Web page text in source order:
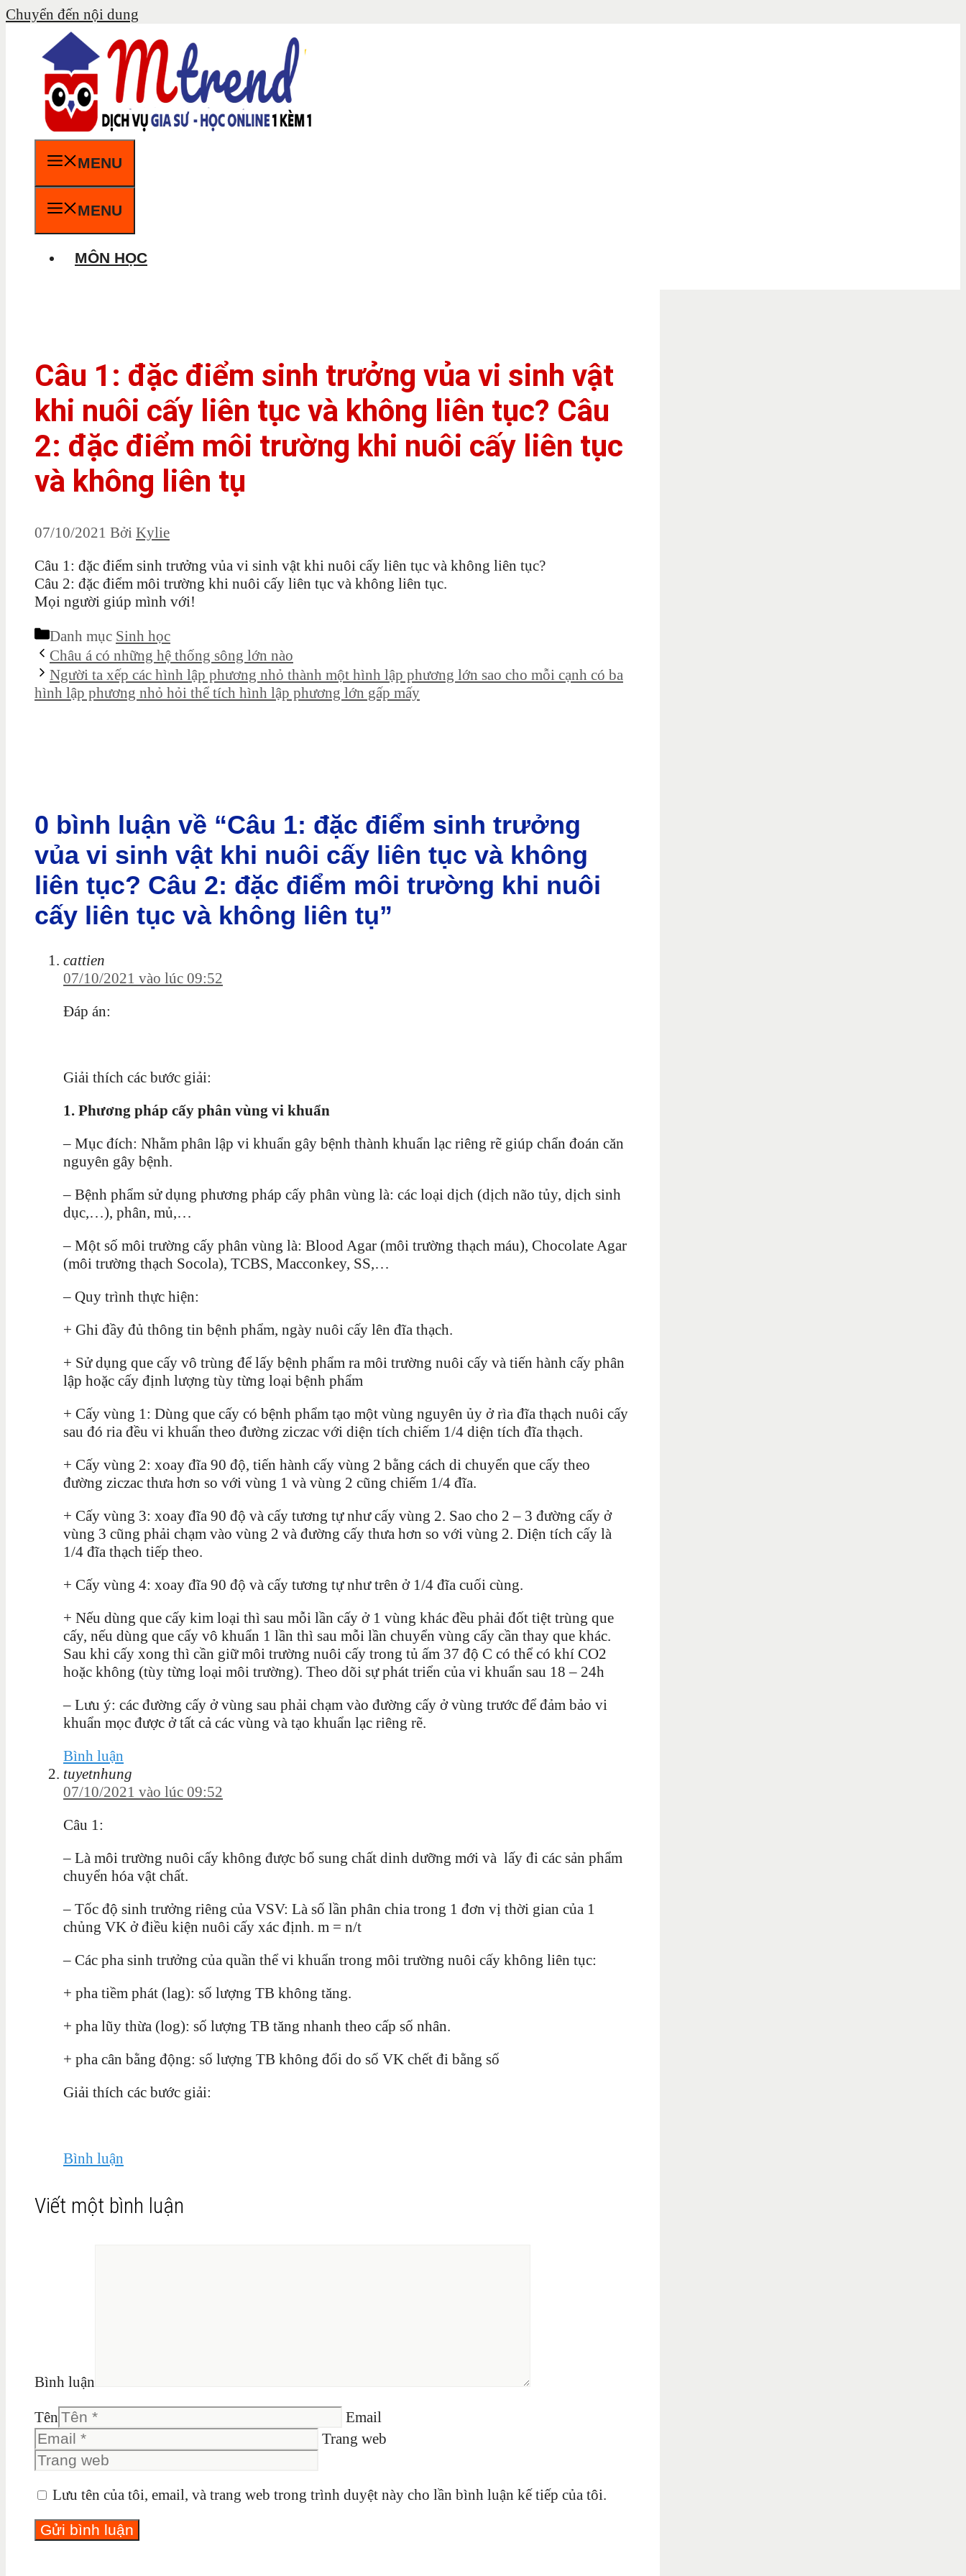
Chuyển đến nội dung
MENU
MENU
MÔN HỌC
Câu 1: đặc điểm sinh trưởng vủa vi sinh vật
khi nuôi cấy liên tục và không liên tục? Câu
2: đặc điểm môi trường khi nuôi cấy liên tục
và không liên tụ
07/10/2021 Bởi Kylie
Câu 1: đặc điểm sinh trưởng vủa vi sinh vật khi nuôi cấy liên tục và không liên tục?
Câu 2: đặc điểm môi trường khi nuôi cấy liên tục và không liên tục.
Mọi người giúp mình với!
Danh mục Sinh học
Châu á có những hệ thống sông lớn nào
Người ta xếp các hình lập phương nhỏ thành một hình lập phương lớn sao cho mỗi cạnh có ba
hình lập phương nhỏ hỏi thể tích hình lập phương lớn gấp mấy
0 bình luận về “Câu 1: đặc điểm sinh trưởng
vủa vi sinh vật khi nuôi cấy liên tục và không
liên tục? Câu 2: đặc điểm môi trường khi nuôi
cấy liên tục và không liên tụ”
cattien
07/10/2021 vào lúc 09:52
Đáp án:
Giải thích các bước giải:
1. Phương pháp cấy phân vùng vi khuẩn
– Mục đích: Nhằm phân lập vi khuẩn gây bệnh thành khuẩn lạc riêng rẽ giúp chẩn đoán căn
nguyên gây bệnh.
– Bệnh phẩm sử dụng phương pháp cấy phân vùng là: các loại dịch (dịch não tủy, dịch sinh
dục,…), phân, mủ,…
– Một số môi trường cấy phân vùng là: Blood Agar (môi trường thạch máu), Chocolate Agar
(môi trường thạch Socola), TCBS, Macconkey, SS,…
– Quy trình thực hiện:
+ Ghi đầy đủ thông tin bệnh phẩm, ngày nuôi cấy lên đĩa thạch.
+ Sử dụng que cấy vô trùng để lấy bệnh phẩm ra môi trường nuôi cấy và tiến hành cấy phân
lập hoặc cấy định lượng tùy từng loại bệnh phẩm
+ Cấy vùng 1: Dùng que cấy có bệnh phẩm tạo một vùng nguyên ủy ở rìa đĩa thạch nuôi cấy
sau đó ria đều vi khuẩn theo đường ziczac với diện tích chiếm 1/4 diện tích đĩa thạch.
+ Cấy vùng 2: xoay đĩa 90 độ, tiến hành cấy vùng 2 bằng cách di chuyển que cấy theo
đường ziczac thưa hơn so với vùng 1 và vùng 2 cũng chiếm 1/4 đĩa.
+ Cấy vùng 3: xoay đĩa 90 độ và cấy tương tự như cấy vùng 2. Sao cho 2 – 3 đường cấy ở
vùng 3 cũng phải chạm vào vùng 2 và đường cấy thưa hơn so với vùng 2. Diện tích cấy là
1/4 đĩa thạch tiếp theo.
+ Cấy vùng 4: xoay đĩa 90 độ và cấy tương tự như trên ở 1/4 đĩa cuối cùng.
+ Nếu dùng que cấy kim loại thì sau mỗi lần cấy ở 1 vùng khác đều phải đốt tiệt trùng que
cấy, nếu dùng que cấy vô khuẩn 1 lần thì sau mỗi lần chuyển vùng cấy cần thay que khác.
Sau khi cấy xong thì cần giữ môi trường nuôi cấy trong tủ ấm 37 độ C có thể có khí CO2
hoặc không (tùy từng loại môi trường). Theo dõi sự phát triển của vi khuẩn sau 18 – 24h
– Lưu ý: các đường cấy ở vùng sau phải chạm vào đường cấy ở vùng trước để đảm bảo vi
khuẩn mọc được ở tất cả các vùng và tạo khuẩn lạc riêng rẽ.
Bình luận
tuyetnhung
07/10/2021 vào lúc 09:52
Câu 1:
– Là môi trường nuôi cấy không được bổ sung chất dinh dưỡng mới và lấy đi các sản phẩm
chuyển hóa vật chất.
– Tốc độ sinh trưởng riêng của VSV: Là số lần phân chia trong 1 đơn vị thời gian của 1
chủng VK ở điều kiện nuôi cấy xác định. m = n/t
– Các pha sinh trưởng của quần thể vi khuẩn trong môi trường nuôi cấy không liên tục:
+ pha tiềm phát (lag): số lượng TB không tăng.
+ pha lũy thừa (log): số lượng TB tăng nhanh theo cấp số nhân.
+ pha cân bằng động: số lượng TB không đổi do số VK chết đi bằng số
Giải thích các bước giải:
Bình luận
Viết một bình luận
Bình luận
Tên
Email
Trang web
Lưu tên của tôi, email, và trang web trong trình duyệt này cho lần bình luận kế tiếp của tôi.